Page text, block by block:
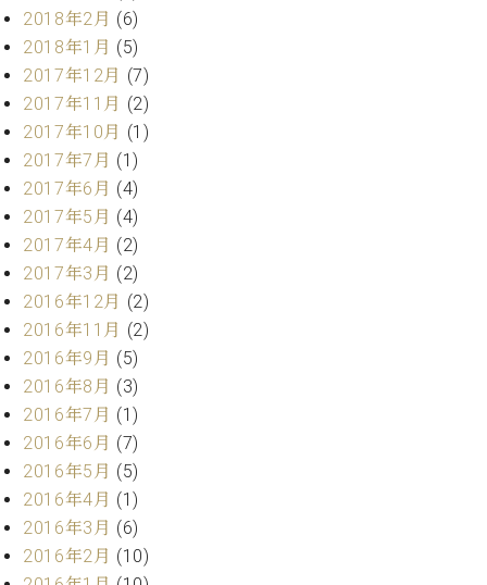
ブ
ロ
ア
ク
セ
ス
お
問
合
わ
せ
ア
ー
テ
ィ
ス
ト
カ
ス
2018年2月 (6)
2018年1月 (5)
2017年12月 (7)
2017年11月 (2)
2017年10月 (1)
2017年7月 (1)
2017年6月 (4)
2017年5月 (4)
2017年4月 (2)
2017年3月 (2)
2016年12月 (2)
2016年11月 (2)
2016年9月 (5)
2016年8月 (3)
2016年7月 (1)
2016年6月 (7)
2016年5月 (5)
2016年4月 (1)
2016年3月 (6)
2016年2月 (10)